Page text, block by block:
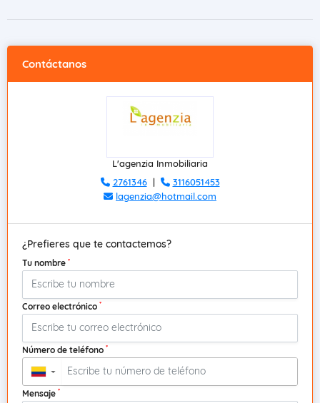
Contáctanos
L'agenzia Inmobiliaria
2761346|
3116051453
lagenzia@hotmail.com
¿Prefieres que te contactemos?
Tu nombre *
Correo electrónico *
Número de teléfono *
▼
Mensaje *